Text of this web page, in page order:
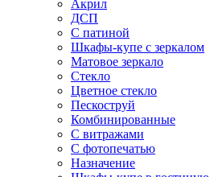
Акрил
ДСП
С патиной
Шкафы-купе с зеркалом
Матовое зеркало
Стекло
Цветное стекло
Пескоструй
Комбинированные
С витражами
С фотопечатью
Назначение